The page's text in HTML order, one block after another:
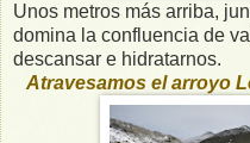
Unos metros más arriba,
domina la confluencia de
descansar e hidratarnos.
Atravesamos el arroyo